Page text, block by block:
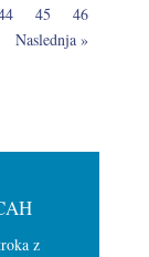
45
46
Naslednja »
z